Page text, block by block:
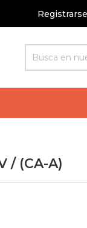
Registrarse
/ (CA-A)